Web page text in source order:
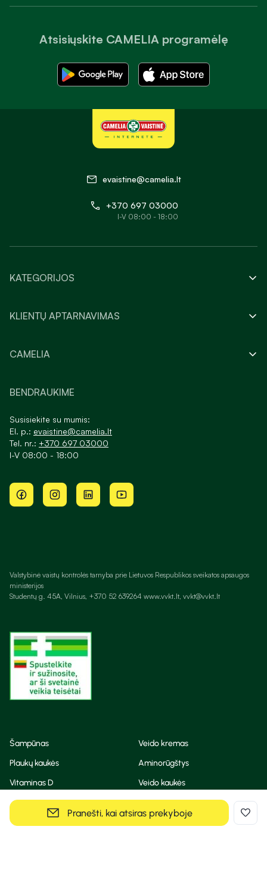
Pranešti, kai atsiras prekyboje
Atsisiųskite CAMELIA programėlę
evaistine@camelia.lt
+370 697 03000
I-V 08:00 - 18:00
KATEGORIJOS
KLIENTŲ APTARNAVIMAS
CAMELIA
BENDRAUKIME
Susisiekite su mumis:
El. p.: evaistine@camelia.lt
Tel. nr.: +370 697 03000
I-V 08:00 - 18:00
Valstybinė vaistų kontrolės tarnyba prie Lietuvos Respublikos sveikatos apsaugos
ministerijos
Studentų g. 45A, Vilnius, +370 52 639264 www.vvkt.lt, vvkt@vvkt.lt
Šampūnas
Veido kremas
Plaukų kaukės
Aminorūgštys
Vitaminas D
Veido kaukės
Korėjietiška kosmetika
Eteriniai aliejai
Dezodorantas
BB ir CC kremas